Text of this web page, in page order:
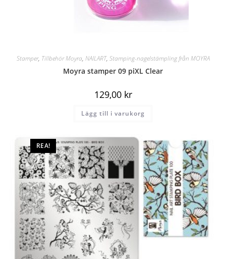
Stamper, Tillbehör Moyra, NAILART, Stamping-nagelstämpling från MOYRA
Moyra stamper 09 piXL Clear
129,00 kr
Lägg till i varukorg
REA!